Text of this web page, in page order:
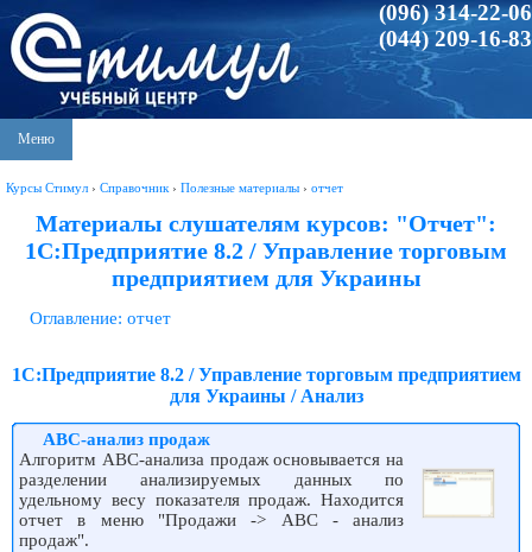
(096) 314-22-06
(044) 209-16-83
Меню
Курсы Стимул › Справочник › Полезные материалы › отчет
Материалы слушателям курсов: "Отчет":
1С:Предприятие 8.2 / Управление торговым
предприятием для Украины
Оглавление: отчет
1С:Предприятие 8.2 / Управление торговым предприятием
для Украины / Анализ
АВС-анализ продаж
Алгоритм АВС-анализа продаж основывается на
разделении анализируемых данных по
удельному весу показателя продаж. Находится
отчет в меню "Продажи -> АВС - анализ
продаж".